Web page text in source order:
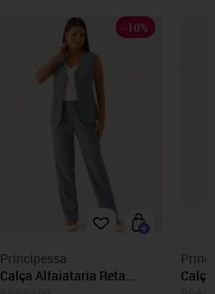
-10%
Principessa
Calça Alfaiataria Reta